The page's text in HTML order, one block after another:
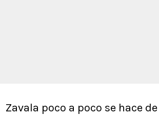
Zavala poco a poco se hace